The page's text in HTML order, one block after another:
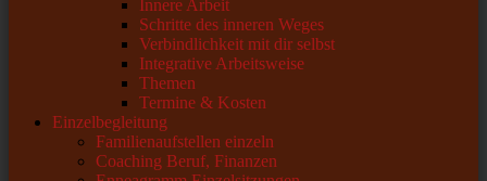
Innere Arbeit
Schritte des inneren Weges
Verbindlichkeit mit dir selbst
Integrative Arbeitsweise
Themen
Termine & Kosten
Einzelbegleitung
Familienaufstellen einzeln
Coaching Beruf, Finanzen